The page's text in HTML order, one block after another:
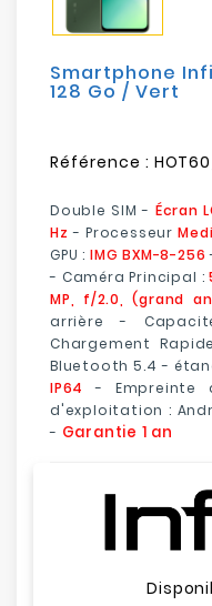
Mobilités
Smartphone
128 Go / Vert
Référence :
Double SIM - Écran
Hz - Processeur
GPU : IMG BXM-8-256
- Caméra Principal :
MP, f/2.0, (grand
arrière -
Chargement
Bluetooth 5.4 -
IP64
- Empreinte
d'exploitation :
- Garantie 1 an